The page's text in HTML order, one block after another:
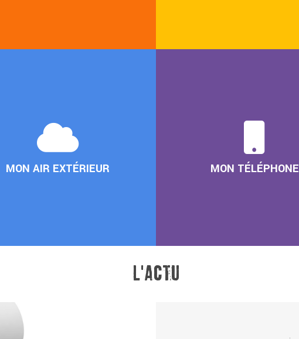
MON AIR EXTÉRIEUR MON TÉLÉPHONE
L'ACTU